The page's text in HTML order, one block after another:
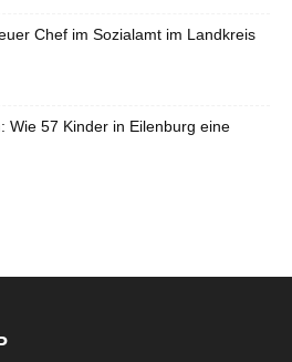
Chef im Sozialamt im Landkreis
Wie 57 Kinder in Eilenburg eine